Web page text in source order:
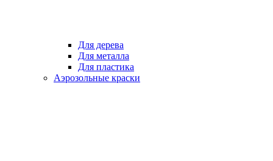
Для дерева
Для металла
Для пластика
Аэрозольные краски